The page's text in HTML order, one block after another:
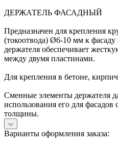
ДЕРЖАТЕЛЬ ФАСАДНЫЙ
Предназначен для крепления
(токоотвода) Ø6-10 мм к фасаду
держателя обеспечивает
между двумя пластинами.
Для крепления в бетоне,
Сменные элементы держателя
использования его для фасадов
толщины.
Варианты оформления заказа: